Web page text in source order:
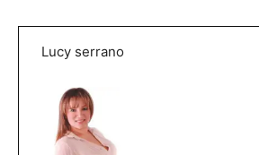
Lucy serrano